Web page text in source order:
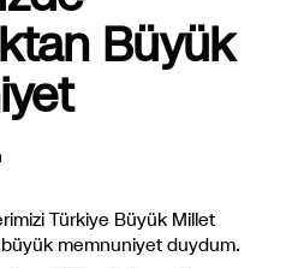
Büyük
Türkiye Büyük Millet
memnuniyet duydum.